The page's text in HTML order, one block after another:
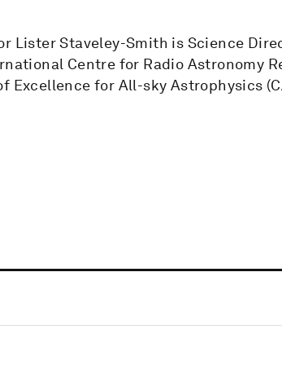
Lister Staveley-Smith is Science
Centre for Radio Astronomy
Excellence for All-sky Astrophysics